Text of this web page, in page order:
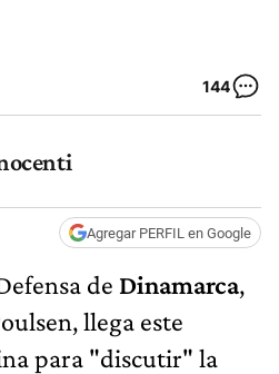
144
Agregar PERFIL en Google
de Dinamarca,
llega este
para "discutir" la